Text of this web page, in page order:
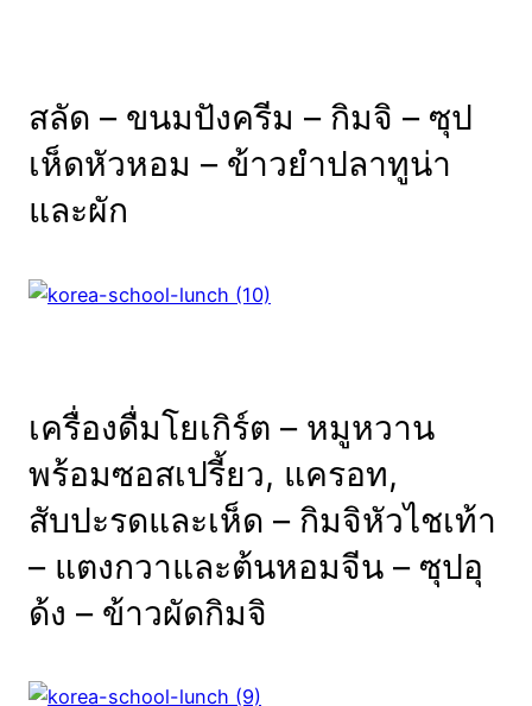
สลัด – ขนมปังครีม – กิมจิ – ซุป
เห็ดหัวหอม – ข้าวยำปลาทูน่า
และผัก
เครื่องดื่มโยเกิร์ต – หมูหวาน
พร้อมซอสเปรี้ยว, แครอท,
สับปะรดและเห็ด – กิมจิหัวไชเท้า
– แตงกวาและต้นหอมจีน – ซุปอุ
ด้ง – ข้าวผัดกิมจิ